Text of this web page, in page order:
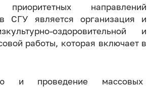
направлений
в СГУ является организация и
оздоровительной и
работы, которая включает в
и проведение массовых